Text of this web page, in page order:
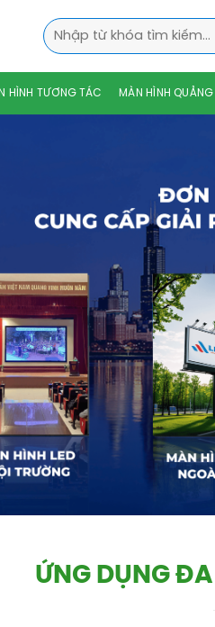
Tìm
kiếm:
HÌNH TƯƠNG TÁC MÀN HÌNH
ỨNG DỤNG